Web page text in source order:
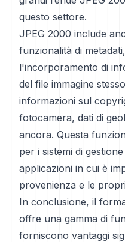
questo settore.
JPEG 2000 include
funzionalità di
l'incorporamento di
del file immagine
informazioni sul
fotocamera, dati di
ancora. Questa
per i sistemi di
applicazioni in cui è
provenienza e le
In conclusione, il
offre una gamma di
forniscono vantaggi